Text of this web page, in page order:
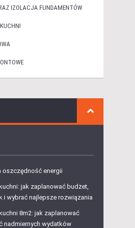
IZOLACJA FUNDAMENTÓW
oszczędność energii
jak zaplanować budżet,
i wybrać najlepsze rozwiązania
8m2: jak zaplanować
nadmiernych wydatków